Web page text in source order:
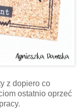
z dopiero co
ostatnio oprzeć